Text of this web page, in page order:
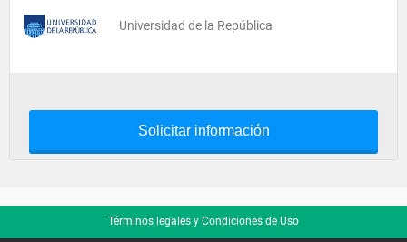
Universidad de la República
Solicitar información
Términos legales y Condiciones de Uso